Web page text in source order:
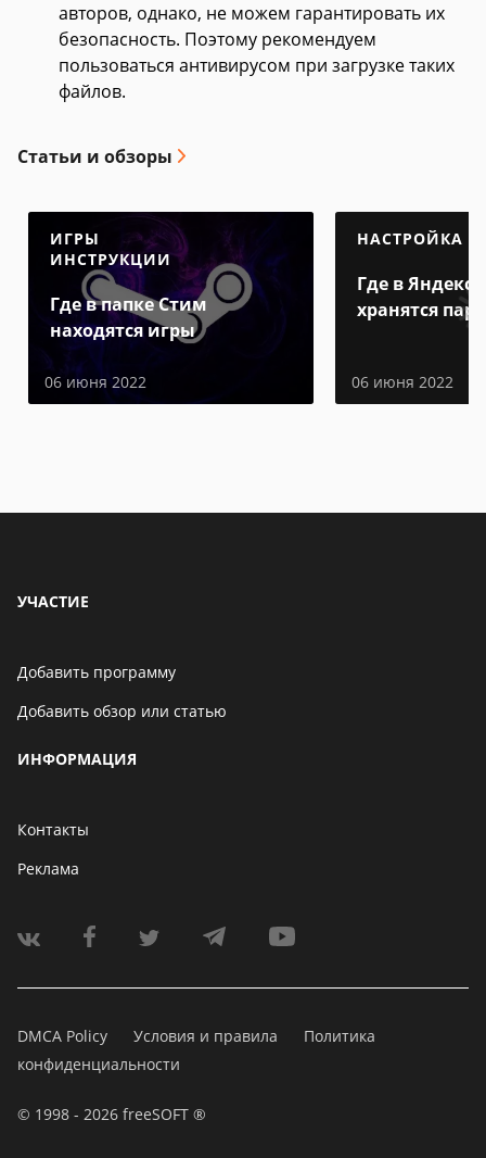
авторов, однако, не можем гарантировать их
безопасность. Поэтому рекомендуем
пользоваться антивирусом при загрузке таких
файлов.
Статьи и обзоры
ИГРЫ
ИНСТРУКЦИИ
Где в папке Стим
находятся игры
06 июня 2022
НАСТРОЙКА
Где в Яндекс
хранятся
06 июня 2022
УЧАСТИЕ
Добавить программу
Добавить обзор или статью
ИНФОРМАЦИЯ
Контакты
Реклама
DMCA Policy Условия и правила
Политика
конфиденциальности
© 1998 - 2026 freeSOFT ®